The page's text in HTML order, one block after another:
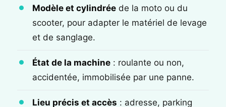
Modèle et cylindrée de la moto ou du
scooter, pour adapter le matériel de levage
et de sanglage.
État de la machine : roulante ou non,
accidentée, immobilisée par une panne.
Lieu précis et accès : adresse, parking